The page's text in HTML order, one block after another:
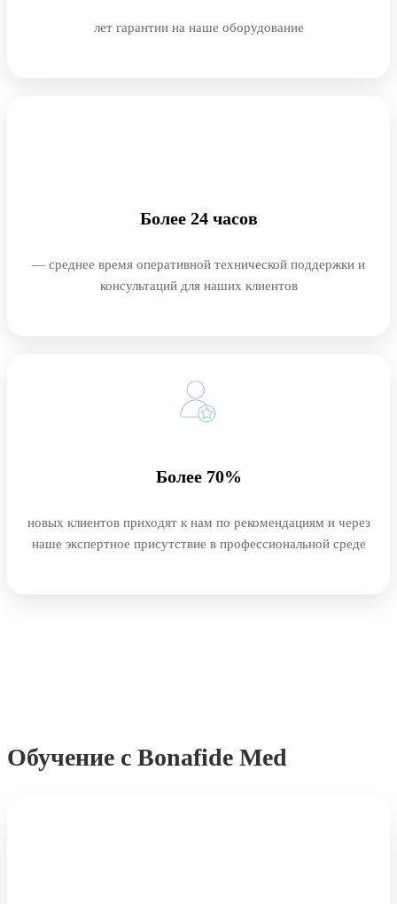
лет гарантии на наше оборудование
Более 24 часов
— среднее время оперативной технической поддержки и
консультаций для наших клиентов
Более 70%
новых клиентов приходят к нам по рекомендациям и через
наше экспертное присутствие в профессиональной среде
Обучение с Bonafide Med